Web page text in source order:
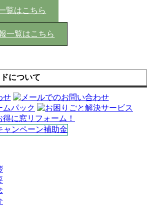
覧はこちら
一覧はこちら
について